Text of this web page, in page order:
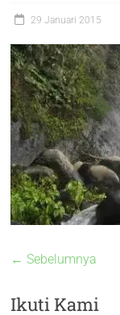
29 Januari 2015
← Sebelumnya
Ikuti Kami